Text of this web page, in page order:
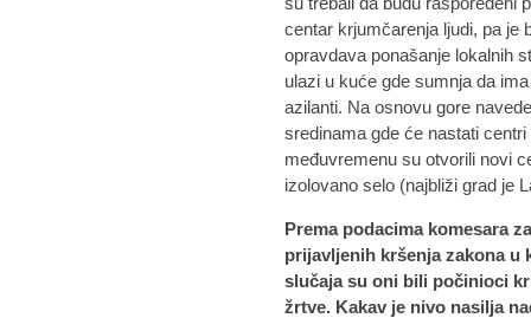
centar krjumčarenja ljudi, pa je
opravdava ponašanje lokalnih
ulazi u kuće gde sumnja da
azilanti. Na osnovu gore
sredinama gde će nastati
međuvremenu su otvorili novi
izolovano selo (najbliži grad je
Prema podacima komesara
prijavljenih kršenja zakona u
slučaja su oni bili počinioci
žrtve. Kakav je nivo nasilja